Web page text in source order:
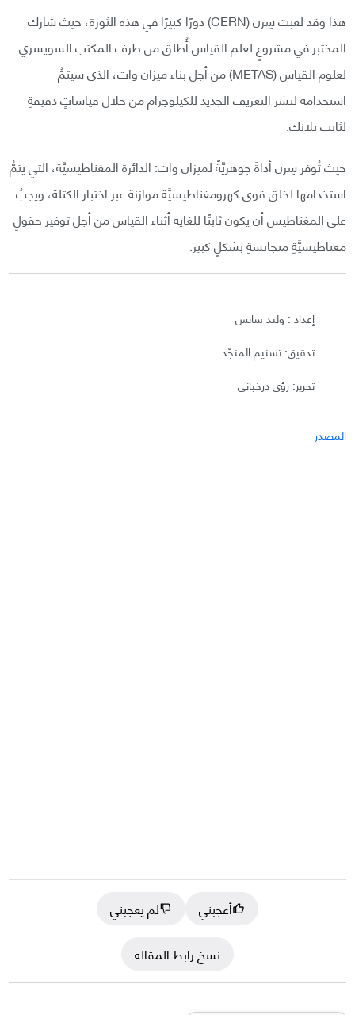
هذا وقد لعبت سِرن (CERN) دورًا كبيرًا في هذه الثورة، حيث شارك
المختبر في مشروعٍ لعلم القياس أُطلق من طرف المكتب السويسري
لعلوم القياس (METAS) من أجل بناء ميزان وات، الذي سيتمُّ
استخدامه لنشر التعريف الجديد للكيلوجرام من خلال قياساتٍ دقيقةٍ
لثابت بلانك.
حيث تُوفر سِرن أداةً جوهريَّةً لميزان وات: الدائرة المغناطيسيَّة، التي يتمُّ
استخدامها لخلق قوى كهرومغناطيسيَّة موازنة عبر اختبار الكتلة، ويجبُ
على المغناطيس أن يكون ثابتًا للغاية أثناء القياس من أجل توفير حقولٍ
مغناطيسيَّةٍ متجانسةٍ بشكلٍ كبير.
إعداد : وليد سايس
تدقيق: تسنيم المنجّد
تحرير: رؤى درخباني
المصدر
أعجبني
لم يعجبني
نسخ رابط المقالة